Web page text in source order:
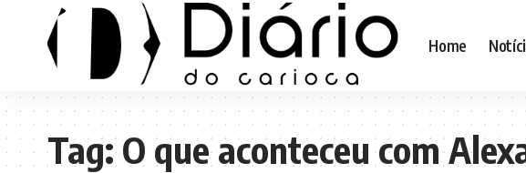
Home
Tag:O que aconteceu com